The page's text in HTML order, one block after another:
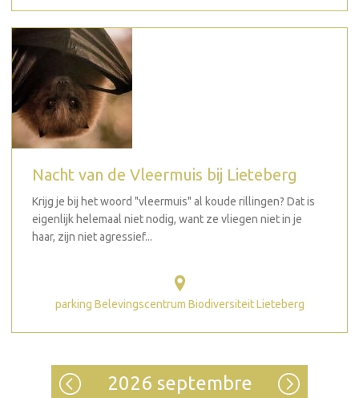
Nacht van de Vleermuis bij Lieteberg
Krijg je bij het woord "vleermuis" al koude rillingen? Dat is
eigenlijk helemaal niet nodig, want ze vliegen niet in je
haar, zijn niet agressief...
parking Belevingscentrum Biodiversiteit Lieteberg
2026 septembre